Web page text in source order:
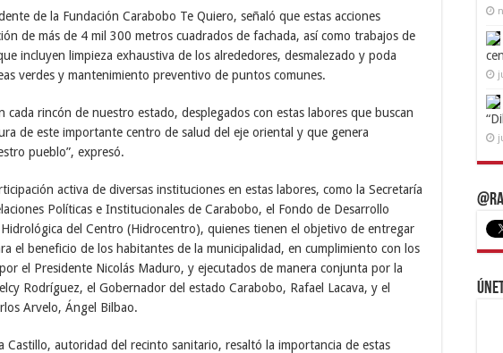
de la Fundación Carabobo Te Quiero, señaló que estas acciones
de más de 4 mil 300 metros cuadrados de fachada, así como trabajos de
incluyen limpieza exhaustiva de los alrededores, desmalezado y poda
verdes y mantenimiento preventivo de puntos comunes.
cada rincón de nuestro estado, desplegados con estas labores que buscan
de este importante centro de salud del eje oriental y que genera
pueblo”, expresó.
activa de diversas instituciones en estas labores, como la Secretaría
Políticas e Institucionales de Carabobo, el Fondo de Desarrollo
del Centro (Hidrocentro), quienes tienen el objetivo de entregar
el beneficio de los habitantes de la municipalidad, en cumplimiento con los
el Presidente Nicolás Maduro, y ejecutados de manera conjunta por la
Rodríguez, el Gobernador del estado Carabobo, Rafael Lacava, y el
Arvelo, Ángel Bilbao.
Castillo, autoridad del recinto sanitario, resaltó la importancia de estas